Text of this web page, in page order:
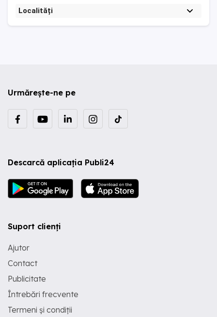
Localități
Urmărește-ne pe
Descarcă aplicația Publi24
Suport clienți
Ajutor
Contact
Publicitate
Întrebări frecvente
Termeni și condiții